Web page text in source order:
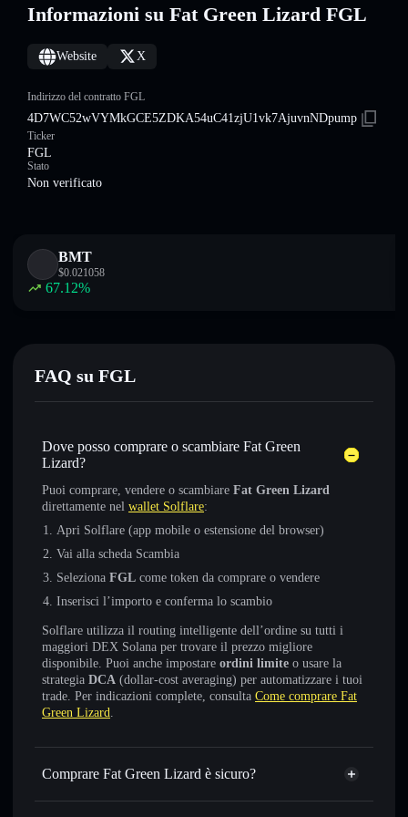
Informazioni su Fat Green Lizard FGL
Website X
Indirizzo del contratto FGL
4D7WC52wVYMkGCE5ZDKA54uC41zjU1vk7AjuvnNDpump
Ticker
FGL
Stato
Non verificato
BMT
$0.021058
67.12%
FAQ su FGL
Dove posso comprare o scambiare Fat Green
Lizard?
Puoi comprare, vendere o scambiare Fat Green Lizard
direttamente nel wallet Solflare:
Apri Solflare (app mobile o estensione del browser)
Vai alla scheda Scambia
Seleziona FGL come token da comprare o vendere
Inserisci l’importo e conferma lo scambio
Solflare utilizza il routing intelligente dell’ordine su tutti i
maggiori DEX Solana per trovare il prezzo migliore
disponibile. Puoi anche impostare ordini limite o usare la
strategia DCA (dollar-cost averaging) per automatizzare i tuoi
trade. Per indicazioni complete, consulta Come comprare Fat
Green Lizard.
Comprare Fat Green Lizard è sicuro?
Fat Green Lizard non è verificato